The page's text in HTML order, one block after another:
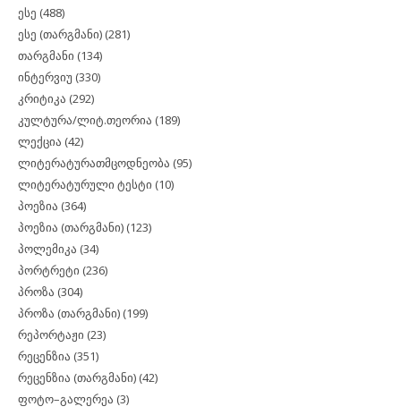
ესე (488)
ესე (თარგმანი) (281)
თარგმანი (134)
ინტერვიუ (330)
კრიტიკა (292)
კულტურა/ლიტ.თეორია (189)
ლექცია (42)
ლიტერატურათმცოდნეობა (95)
ლიტერატურული ტესტი (10)
პოეზია (364)
პოეზია (თარგმანი) (123)
პოლემიკა (34)
პორტრეტი (236)
პროზა (304)
პროზა (თარგმანი) (199)
რეპორტაჟი (23)
რეცენზია (351)
რეცენზია (თარგმანი) (42)
ფოტო–გალერეა (3)